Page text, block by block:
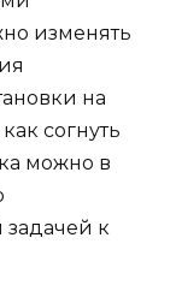
изменять
на
согнуть
можно в
задачей к